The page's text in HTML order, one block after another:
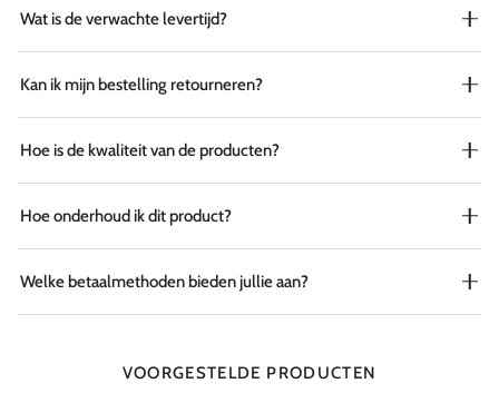
Wat is de verwachte levertijd?
Kan ik mijn bestelling retourneren?
Hoe is de kwaliteit van de producten?
Hoe onderhoud ik dit product?
Welke betaalmethoden bieden jullie aan?
VOORGESTELDE PRODUCTEN